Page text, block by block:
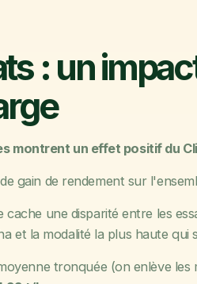
: un
montrent un effet positif du
gain de rendement sur
une disparité entre les
et la modalité la plus haute qui
tronquée (on enlève les